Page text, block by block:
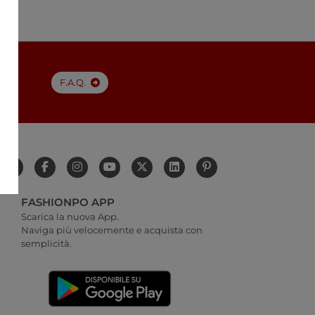
F.A.Q.
FASHIONPO APP
Scarica la nuova App.
Naviga più velocemente e acquista con
semplicità.